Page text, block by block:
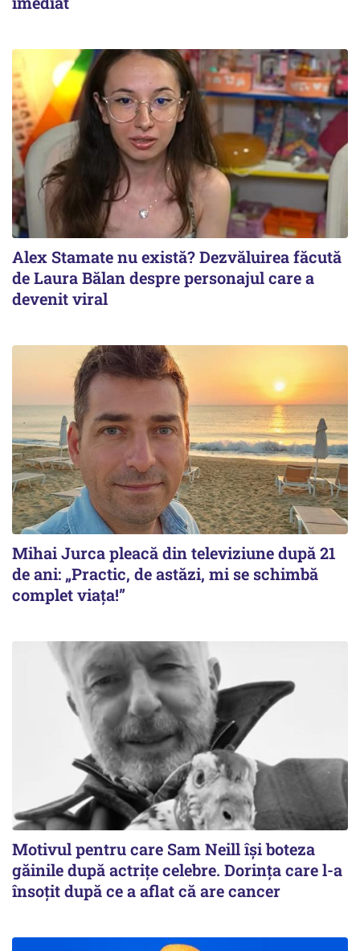
Alex Stamate nu există? Dezvăluirea făcută
de Laura Bălan despre personajul care a
devenit viral
Mihai Jurca pleacă din televiziune după 21
de ani: „Practic, de astăzi, mi se schimbă
complet viața!”
Motivul pentru care Sam Neill își boteza
găinile după actrițe celebre. Dorința care l-a
însoțit după ce a aflat că are cancer